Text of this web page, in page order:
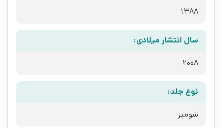
1388
سال انتشار میلادی:
2008
نوع جلد:
شومیز